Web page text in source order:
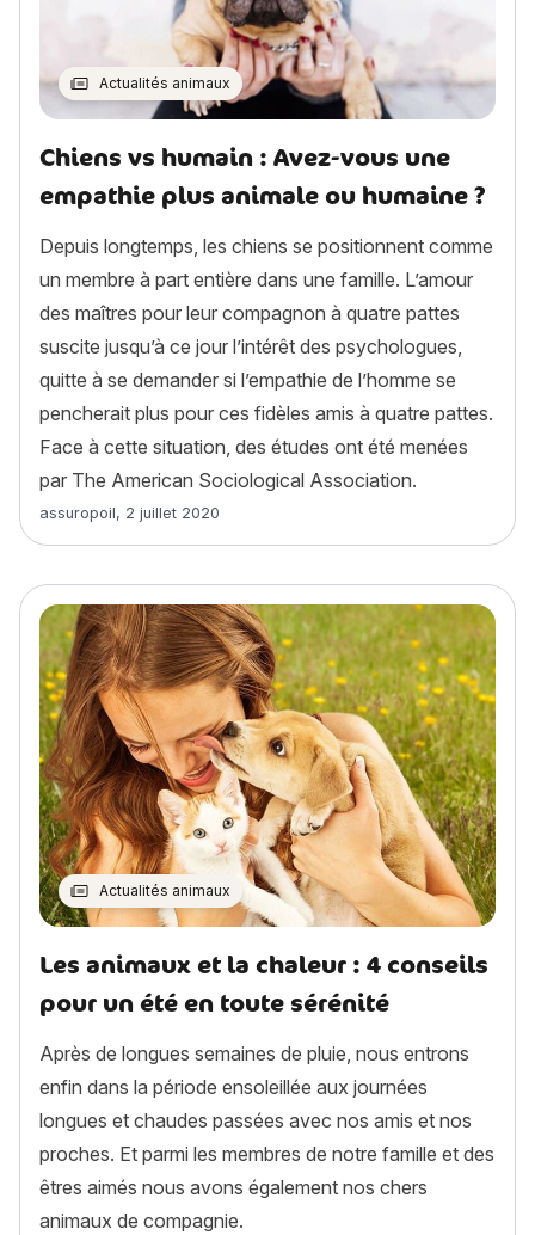
Actualités animaux
Chiens vs humain : Avez-vous une
empathie plus animale ou humaine ?
Depuis longtemps, les chiens se positionnent comme
un membre à part entière dans une famille. L’amour
des maîtres pour leur compagnon à quatre pattes
suscite jusqu’à ce jour l’intérêt des psychologues,
quitte à se demander si l’empathie de l’homme se
pencherait plus pour ces fidèles amis à quatre pattes.
Face à cette situation, des études ont été menées
par The American Sociological Association.
Article rédigé par
assuropoil, 2 juillet 2020
Actualités animaux
Les animaux et la chaleur : 4 conseils
pour un été en toute sérénité
Après de longues semaines de pluie, nous entrons
enfin dans la période ensoleillée aux journées
longues et chaudes passées avec nos amis et nos
proches. Et parmi les membres de notre famille et des
êtres aimés nous avons également nos chers
animaux de compagnie.